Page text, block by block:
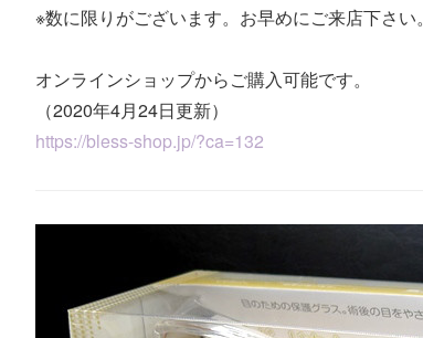
※数に限りがございます。お早めにご来店下さい。
オンラインショップからご購入可能です。
（2020年4月24日更新）
https://bless-shop.jp/?ca=132